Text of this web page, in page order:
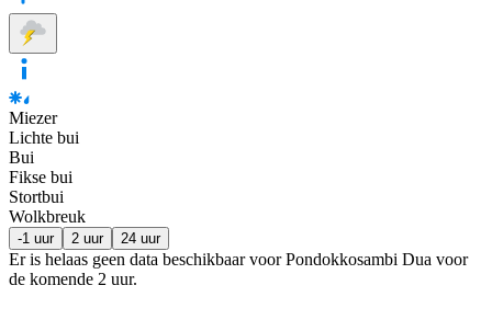
Miezer
Lichte bui
Bui
Fikse bui
Stortbui
Wolkbreuk
-1 uur 2 uur 24 uur
Er is helaas geen data beschikbaar voor Pondokkosambi Dua voor
de komende 2 uur.